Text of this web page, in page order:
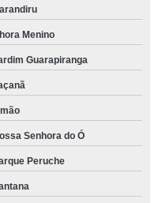
Menino
Guarapiranga
Senhora do Ó
Peruche